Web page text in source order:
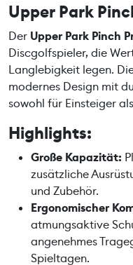
n
c
h
P
r
o
e
Upper Park
Der Upper Park Pinch
Discgolfspieler, die
Langlebigkeit legen.
modernes Design mit
sowohl für Einsteiger
Highlights:
Große Kapazität:
zusätzliche
und Zubehör.
Ergonomischer
atmungsaktive
angenehmes
Spieltagen.